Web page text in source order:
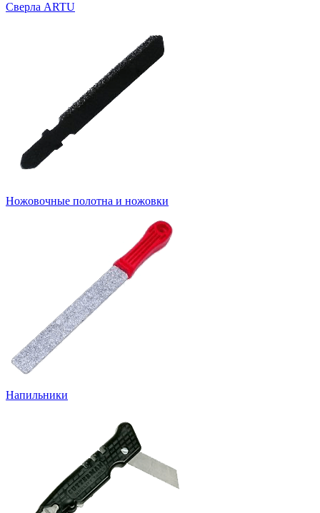
Cверла ARTU
Ножовочные полотна и ножовки
Напильники